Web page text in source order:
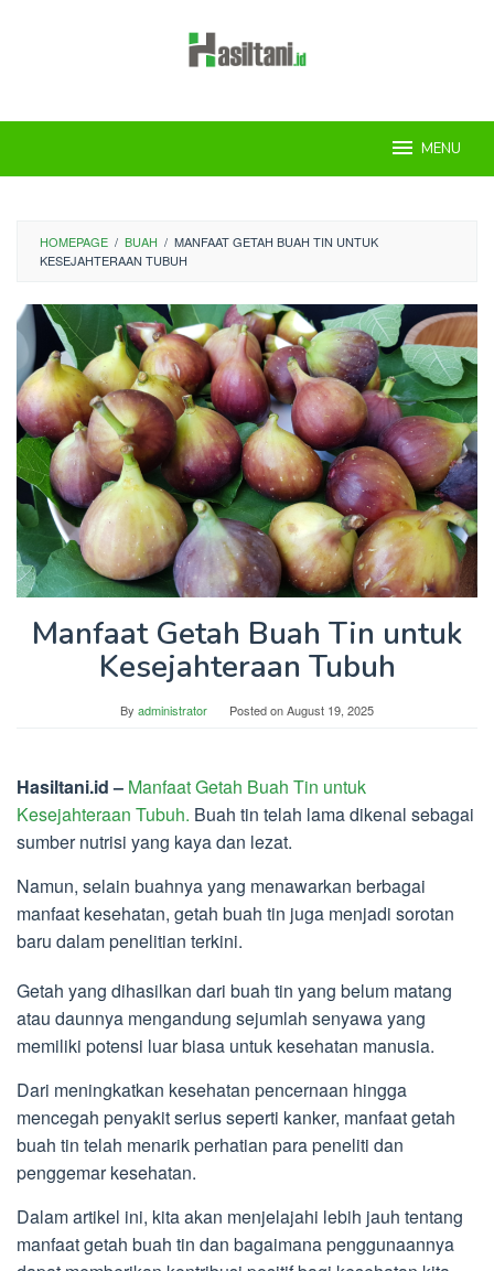
MENU
HOMEPAGE / BUAH / MANFAAT GETAH BUAH TIN UNTUK
KESEJAHTERAAN TUBUH
Manfaat Getah Buah Tin untuk
Kesejahteraan Tubuh
By administrator Posted onAugust 19, 2025
Hasiltani.id – Manfaat Getah Buah Tin untuk
Kesejahteraan Tubuh. Buah tin telah lama dikenal sebagai
sumber nutrisi yang kaya dan lezat.
Namun, selain buahnya yang menawarkan berbagai
manfaat kesehatan, getah buah tin juga menjadi sorotan
baru dalam penelitian terkini.
Getah yang dihasilkan dari buah tin yang belum matang
atau daunnya mengandung sejumlah senyawa yang
memiliki potensi luar biasa untuk kesehatan manusia.
Dari meningkatkan kesehatan pencernaan hingga
mencegah penyakit serius seperti kanker, manfaat getah
buah tin telah menarik perhatian para peneliti dan
penggemar kesehatan.
Dalam artikel ini, kita akan menjelajahi lebih jauh tentang
manfaat getah buah tin dan bagaimana penggunaannya